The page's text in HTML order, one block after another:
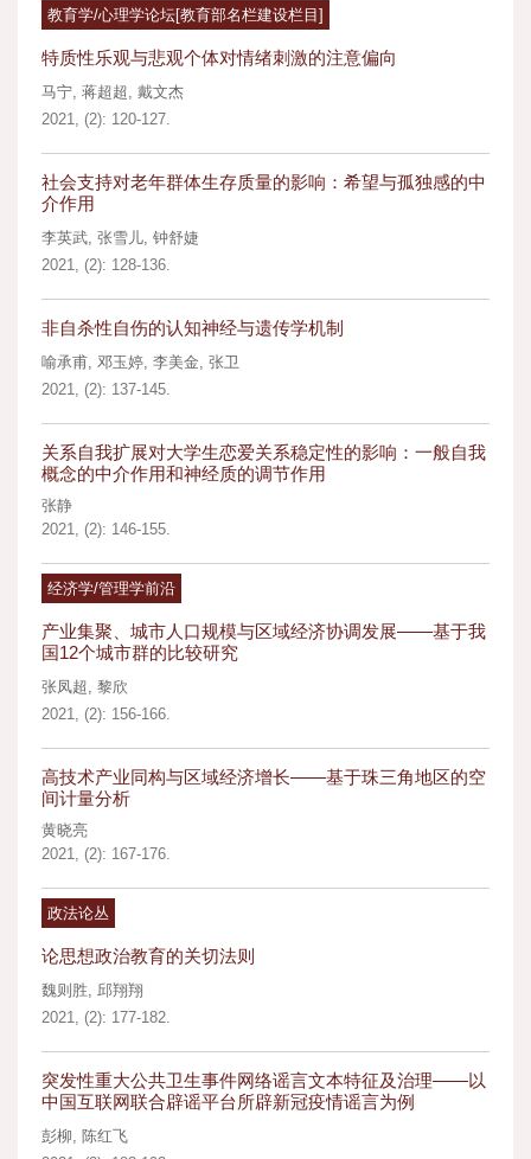
教育学/心理学论坛[教育部名栏建设栏目]
特质性乐观与悲观个体对情绪刺激的注意偏向
马宁, 蒋超超, 戴文杰
2021, (2): 120-127.
社会支持对老年群体生存质量的影响：希望与孤独感的中
介作用
李英武, 张雪儿, 钟舒婕
2021, (2): 128-136.
非自杀性自伤的认知神经与遗传学机制
喻承甫, 邓玉婷, 李美金, 张卫
2021, (2): 137-145.
关系自我扩展对大学生恋爱关系稳定性的影响：一般自我
概念的中介作用和神经质的调节作用
张静
2021, (2): 146-155.
经济学/管理学前沿
产业集聚、城市人口规模与区域经济协调发展——基于我
国12个城市群的比较研究
张凤超, 黎欣
2021, (2): 156-166.
高技术产业同构与区域经济增长——基于珠三角地区的空
间计量分析
黄晓亮
2021, (2): 167-176.
政法论丛
论思想政治教育的关切法则
魏则胜, 邱翔翔
2021, (2): 177-182.
突发性重大公共卫生事件网络谣言文本特征及治理——以
中国互联网联合辟谣平台所辟新冠疫情谣言为例
彭柳, 陈红飞